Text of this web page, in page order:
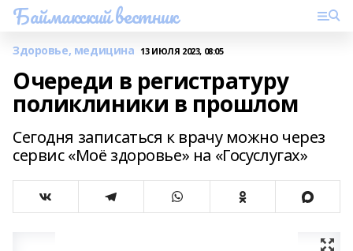
Баймакский вестник
Здоровье, медицина 13 ИЮЛЯ 2023, 08:05
Очереди в регистратуру
поликлиники в прошлом
Сегодня записаться к врачу можно через
сервис «Моё здоровье» на «Госуслугах»